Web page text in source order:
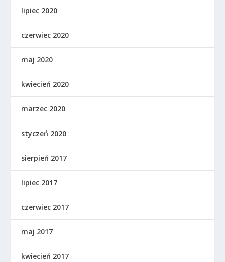
lipiec 2020
czerwiec 2020
maj 2020
kwiecień 2020
marzec 2020
styczeń 2020
sierpień 2017
lipiec 2017
czerwiec 2017
maj 2017
kwiecień 2017